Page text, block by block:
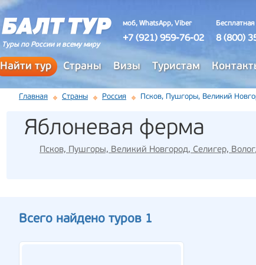
Туры по России и всему миру
моб, WhatsApp, Viber
+7 (921) 959-76-02 8 (800)
Найти тур Страны Визы Туристам
Главная Страны Россия Псков, Пушгоры, Великий
Яблоневая ферма
Псков, Пушгоры, Великий Новгород, Селигер,
Всего найдено туров 1